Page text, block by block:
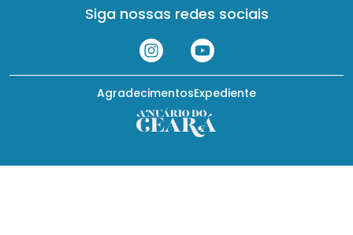
Siga nossas redes sociais
Expediente
Agradecimentos